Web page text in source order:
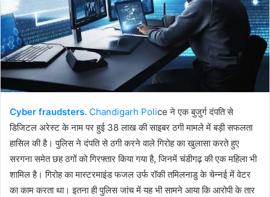
Cyber ​​fraudsters. Chandigarh Police ने एक बुजुर्ग दंपति से
डिजिटल अरेस्ट के नाम पर हुई 38 लाख की साइबर ठगी मामले में बड़ी सफलता
हासिल की है। पुलिस ने दंपति से ठगी करने वाले गिरोह का खुलासा करते हुए
सरगना समेत छह ठगों को गिरफ्तार किया गया है, जिनमें चंडीगढ़ की एक महिला भी
शामिल है। गिरोह का मास्टरमाइंड फजल उर्फ रॉकी तमिलनाडु के चेन्नई में वेटर
का काम करता था। इतना ही पुलिस जांच में यह भी सामने आया कि आरोपी के तार